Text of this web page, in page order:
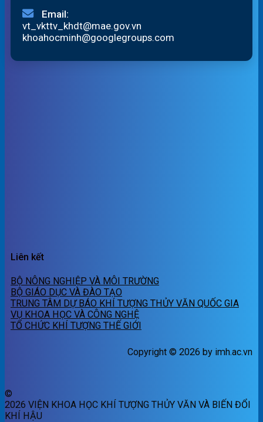
Email:
vt_vkttv_khdt@mae.gov.vn
khoahocminh@googlegroups.com
Liên kết
BỘ NÔNG NGHIỆP VÀ MÔI TRƯỜNG
BỘ GIÁO DỤC VÀ ĐÀO TẠO
TRUNG TÂM DỰ BÁO KHÍ TƯỢNG THỦY VĂN QUỐC GIA
VỤ KHOA HỌC VÀ CÔNG NGHỆ
TỔ CHỨC KHÍ TƯỢNG THẾ GIỚI
Copyright © 2026 by imh.ac.vn
©
2026 VIỆN KHOA HỌC KHÍ TƯỢNG THỦY VĂN VÀ BIẾN ĐỔI
KHÍ HẬU